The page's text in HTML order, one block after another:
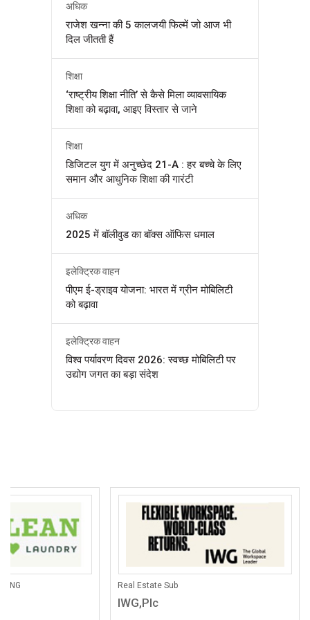
अधिक
राजेश खन्ना की 5 कालजयी फिल्में जो आज भी
दिल जीतती हैं
शिक्षा
‘राष्ट्रीय शिक्षा नीति’ से कैसे मिला व्यावसायिक
शिक्षा को बढ़ावा, आइए विस्तार से जाने
शिक्षा
डिजिटल युग में अनुच्छेद 21-A : हर बच्चे के लिए
समान और आधुनिक शिक्षा की गारंटी
अधिक
2025 में बॉलीवुड का बॉक्स ऑफिस धमाल
इलेक्ट्रिक वाहन
पीएम ई-ड्राइव योजना: भारत में ग्रीन मोबिलिटी
को बढ़ावा
इलेक्ट्रिक वाहन
विश्व पर्यावरण दिवस 2026: स्वच्छ मोबिलिटी पर
उद्योग जगत का बड़ा संदेश
BP Mobility Limited